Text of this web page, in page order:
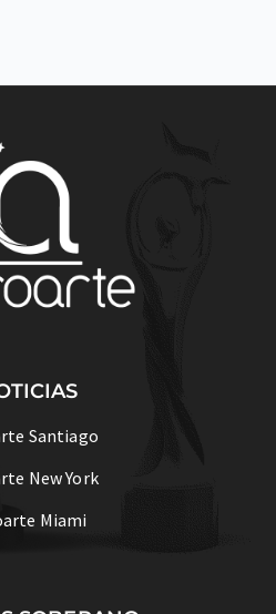
Santiago
New York
Miami